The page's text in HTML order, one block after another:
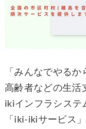
「みんなでやる
高齢者などの生活
ikiインフラシステ
「iki-ikiサービス